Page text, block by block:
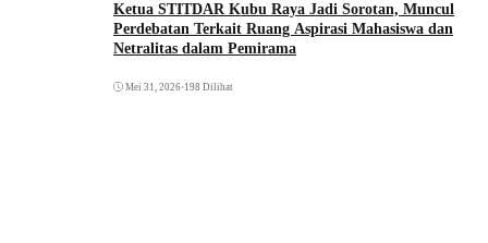
Ketua STITDAR Kubu Raya Jadi Sorotan, Muncul
Perdebatan Terkait Ruang Aspirasi Mahasiswa dan
Netralitas dalam Pemirama
Mei 31, 2026•198 Dilihat